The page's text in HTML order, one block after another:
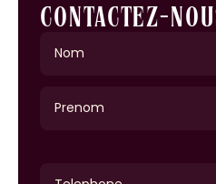
CONTACTEZ-